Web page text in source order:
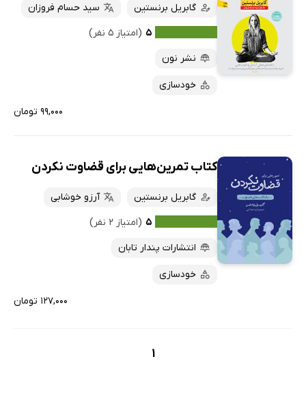
گابریل برنستین
سید حسام فروزان
۵ (امتیاز ۵ نفر)
نشر نون
خودسازی
۹۹,۰۰۰ تومان
کتاب تمرین‌هایی برای قضاوت نکردن
گابریل برنستین
آرزو خوشابی
۵ (امتیاز ۲ نفر)
انتشارات پندار تابان
خودسازی
۱۲۷,۰۰۰ تومان
1